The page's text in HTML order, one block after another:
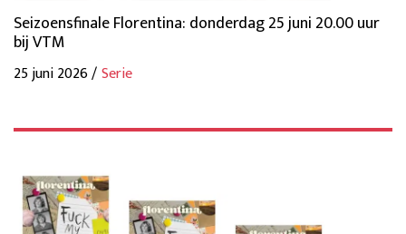
Seizoensfinale Florentina: donderdag 25 juni 20.00 uur
bij VTM
25 juni 2026 /Serie